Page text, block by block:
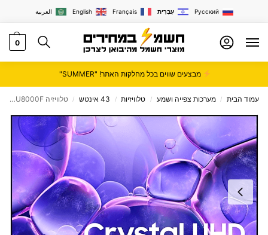
العربية English Français עִבְרִית Русский
0
מבצעים שווים בכל מחלקות האתר! "SUMMER"
עמוד הבית / מערכות צפייה ושמע / טלוויזיות / 43 אינטש / טלוויזיה Samsung UE43U8000F סמסונג